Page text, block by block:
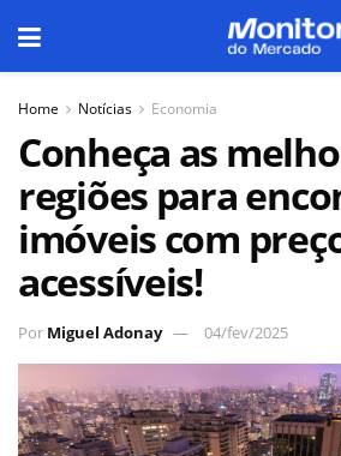
Home Notícias Economia
Conheça as
regiões para
imóveis com
acessíveis!
Por Miguel Adonay 04/fev/2025